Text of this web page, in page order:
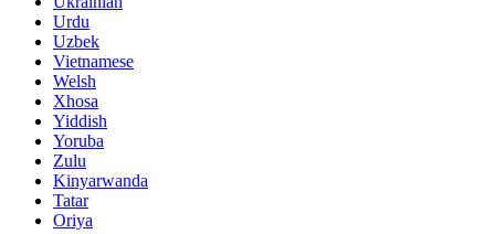
Urdu
Uzbek
Vietnamese
Welsh
Xhosa
Yiddish
Yoruba
Zulu
Kinyarwanda
Tatar
Oriya